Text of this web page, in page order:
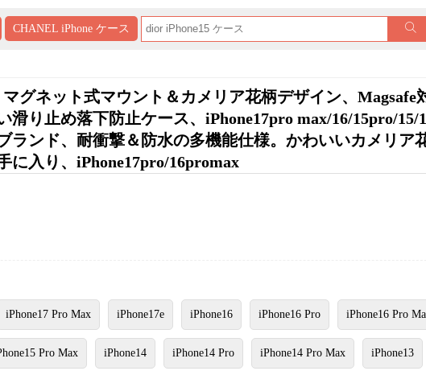
CHANEL iPhone ケース
グネット式マウント＆カメリア花柄デザイン、Magsafe
り止め落下防止ケース、iPhone17pro max/16/15pro/15/
ランド、耐衝撃＆防水の多機能仕様。かわいいカメリア
に入り、iPhone17pro/16promax
iPhone17 Pro Max iPhone17e iPhone16 iPhone16 Pro iPhone16 Pro
Pro Max iPhone14 iPhone14 Pro iPhone14 Pro Max iPhone13